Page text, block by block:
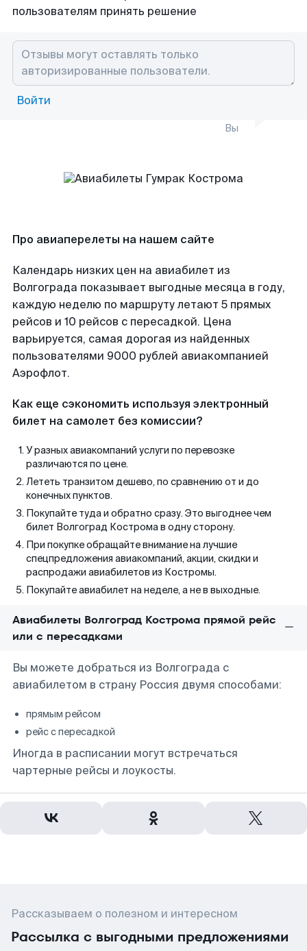
пользователям принять решение
Войти
Вы
Про авиаперелеты на нашем сайте
Календарь низких цен на авиабилет из
Волгограда показывает выгодные месяца в году,
каждую неделю по маршруту летают 5 прямых
рейсов и 10 рейсов с пересадкой. Цена
варьируется, самая дорогая из найденных
пользователями 9000 рублей авиакомпанией
Аэрофлот.
Как еще сэкономить используя электронный
билет на самолет без комиссии?
У разных авиакомпаний услуги по перевозке
различаются по цене.
Лететь транзитом дешево, по сравнению от и до
конечных пунктов.
Покупайте туда и обратно сразу. Это выгоднее чем
билет Волгоград Кострома в одну сторону.
При покупке обращайте внимание на лучшие
спецпредложения авиакомпаний, акции, скидки и
распродажи авиабилетов из Костромы.
Покупайте авиабилет на неделе, а не в выходные.
Авиабилеты Волгоград Кострома прямой рейс
или с пересадками
Вы можете добраться из Волгограда с
авиабилетом в страну Россия двумя способами:
прямым рейсом
рейс с пересадкой
Иногда в расписании могут встречаться
чартерные рейсы и лоукосты.
Рассказываем о полезном и интересном
Рассылка с выгодными предложениями